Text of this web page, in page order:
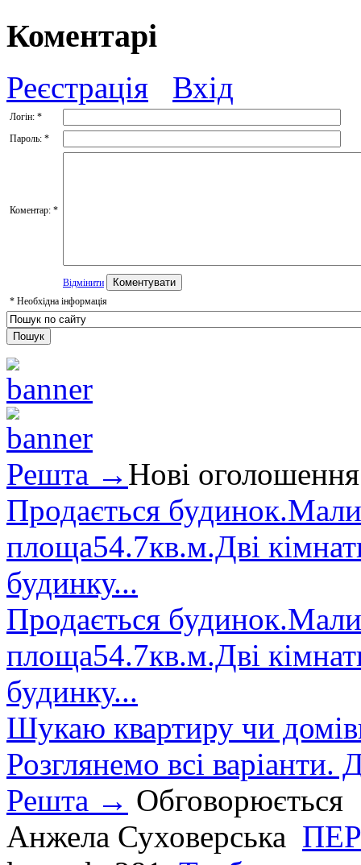
Коментарі
Реєстрація Вхід
Логін: *
Пароль: *
Коментар: *
Відмінити
* Необхідна інформація
Решта → Нові оголошення
Продається
площа54.7кв.м.Дві
будинку...
Продається
площа54.7кв.м.Дві
будинку...
Шукаю квартиру чи
Розглянемо всі варіанти.
Решта → Обговорюється
Анжела Суховерська